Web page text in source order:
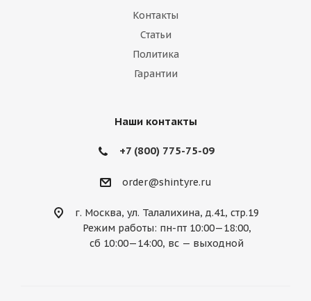
Контакты
Статьи
Политика
Гарантии
Наши контакты
+7 (800) 775-75-09
order@shintyre.ru
г. Москва, ул. Талалихина, д.41, стр.19
Режим работы: пн-пт 10:00—18:00,
сб 10:00—14:00, вс — выходной